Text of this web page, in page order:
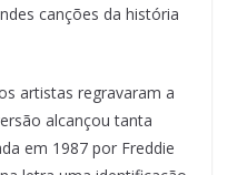
canções da história
artistas regravaram a
alcançou tanta
em 1987 por Freddie